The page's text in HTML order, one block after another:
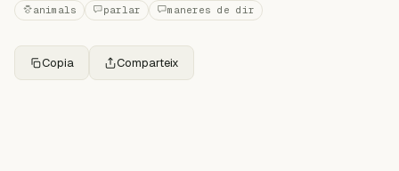
animals parlar maneres de dir
Copia Comparteix